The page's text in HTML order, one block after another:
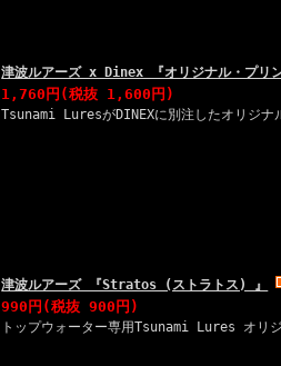
津波ルアーズ x Dinex 『オリジナル・プリ
1,760円 (税抜 1,600円)
Tsunami LuresがDINEXに別注したオリジナ
津波ルアーズ 『Stratos (ストラトス) 』
990円 (税抜 900円)
トップウォーター専用Tsunami Lures オリ